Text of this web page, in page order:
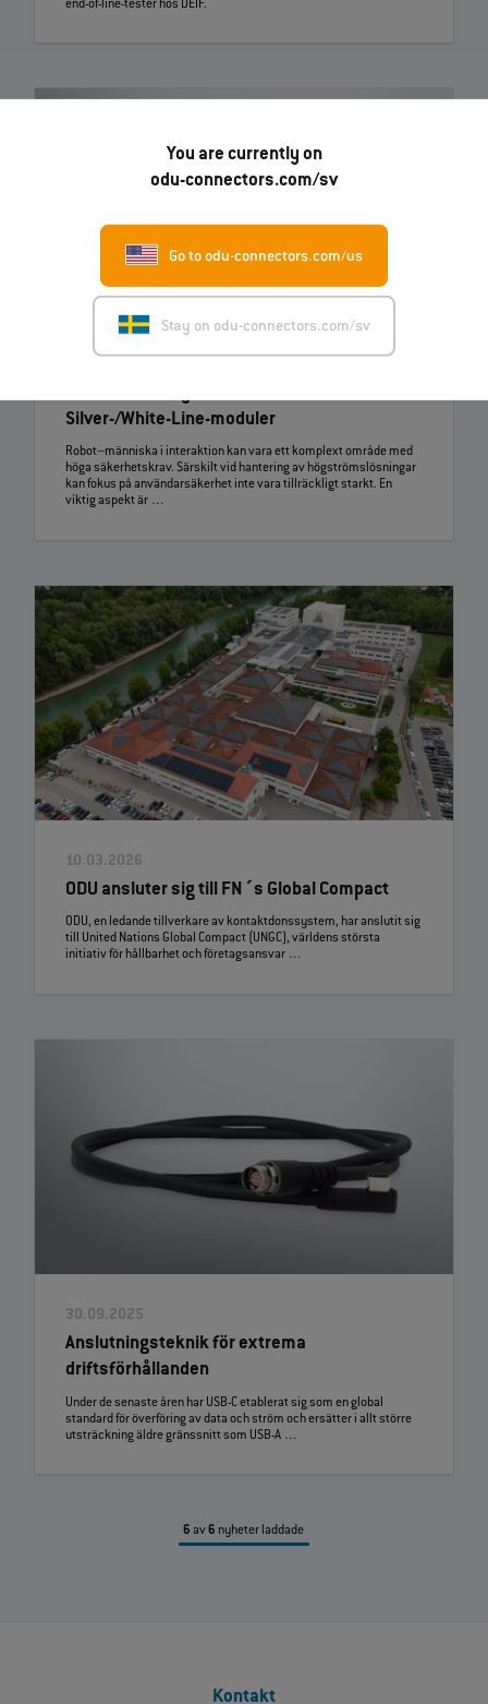
You are currently on
odu-connectors.com/sv
Go to odu-connectors.com/us
Stay on odu-connectors.com/sv
end‑of‑line‑tester hos DEIF.
Silver‑/White‑Line‑moduler
Robot–människa i interaktion kan vara ett komplext område med
höga säkerhetskrav. Särskilt vid hantering av högströmslösningar
kan fokus på användarsäkerhet inte vara tillräckligt starkt. En
viktig aspekt är …
10.03.2026
ODU ansluter sig till FN´s Global Compact
ODU, en ledande tillverkare av kontaktdonssystem, har anslutit sig
till United Nations Global Compact (UNGC), världens största
initiativ för hållbarhet och företagsansvar …
30.09.2025
Anslutningsteknik för extrema
driftsförhållanden
Under de senaste åren har USB‑C etablerat sig som en global
standard för överföring av data och ström och ersätter i allt större
utsträckning äldre gränssnitt som USB‑A …
6 av6 nyheter laddade
Kontakt